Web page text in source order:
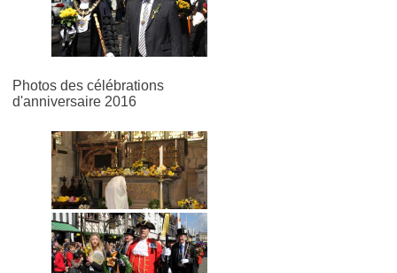
Photos des célébrations
d'anniversaire 2016